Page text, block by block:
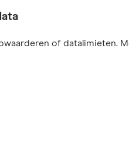
of datalimieten.